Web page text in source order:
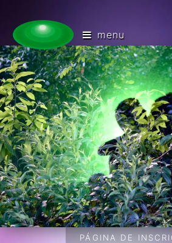
menu
PÁGINA DE